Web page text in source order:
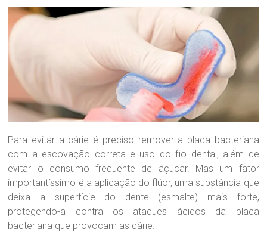
i
a
d
o
o
g
i
a
D
r
a
.
Para evitar a cárie é preciso remover a placa bacteriana
com a escovação correta e uso do fio dental, além de
evitar o consumo frequente de açúcar. Mas um fator
importantíssimo é a aplicação do flúor, uma substância que
deixa a superfície do dente (esmalte) mais forte,
protegendo-a contra os ataques ácidos da placa
bacteriana que provocam as cárie.